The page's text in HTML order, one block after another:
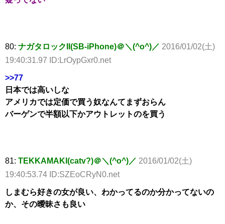
80: ナガタロックII(SB-iPhone)＠＼(^o^)／ 2016/01/02(土)
19:40:31.97 ID:LrOypGxr0.net
>>77
日本では高いしな
アメリカでは定価で買う奴なんてまずおらん
バーゲンで半額以下かアウトレットのを買う
81: TEKKAMAKI(catv?)＠＼(^o^)／ 2016/01/02(土)
19:40:53.74 ID:SZEoCRyN0.net
しまむら好きの女が良い、わかってるのか分かってないの
か、その曖昧さも良い